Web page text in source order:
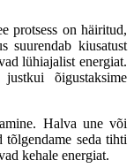
protsess on häiritud,
suurendab kiusatust
lühiajalist energiat.
õigustaksime
Halva une või
seda tihti
kehale energiat.